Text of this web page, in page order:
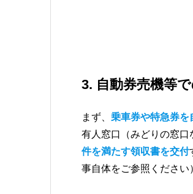
3. 自動券売機等
まず、 乗車券や特急券を
有人窓口（みどりの窓
件を満たす領収書を交付
事自体をご参照ください